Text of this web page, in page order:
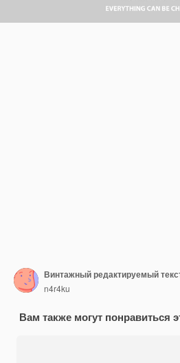
Винтажный редактируемый
n4r4ku
Вам также могут понравиться